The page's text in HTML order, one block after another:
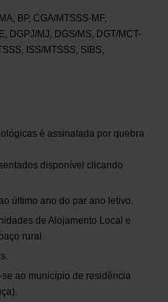
BP, CGA/MTSSS-MF,
DGPJ/MJ, DGS/MS, DGT/MCT-
ISS/MTSSS, SIBS,
é assinalada por quebra
disponível clicando
último ano do par ano letivo.
de Alojamento Local e
rural.
ao município de residência